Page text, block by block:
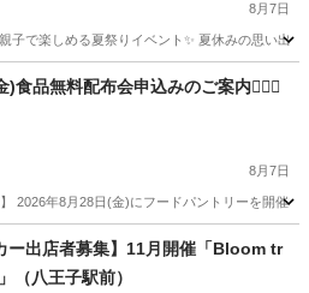
8月7日
子で楽しめる夏祭りイベント✨ 夏休みの思い出
地域/お祭り 夏祭り
)食品無料配布会申込みのご案内🙋🏻‍♀️
8月7日
】 2026年8月28日(金)にフードパントリーを開
地域/お祭り フードパントリー
ー出店者募集】11月開催「Bloom tr
（八王子駅前）